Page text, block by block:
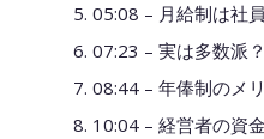
05:08 – 月給制は社
07:23 – 実は多数派
08:44 – 年俸制のメ
10:04 – 経営者の資